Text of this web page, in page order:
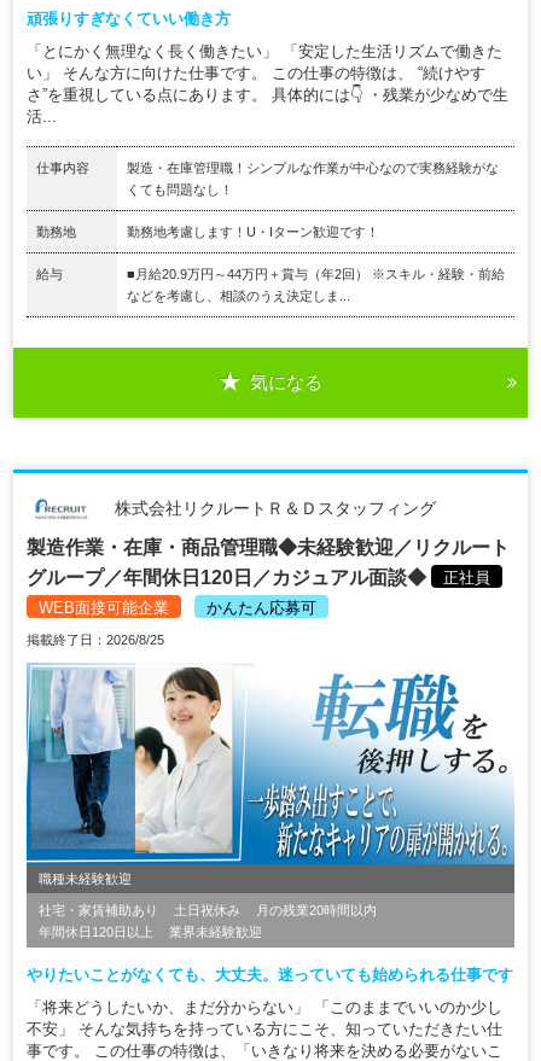
頑張りすぎなくていい働き方
「とにかく無理なく長く働きたい」 「安定した生活リズムで働きた
い」 そんな方に向けた仕事です。 この仕事の特徴は、 “続けやす
さ”を重視している点にあります。 具体的には👇 ・残業が少なめで生
活...
仕事内容
製造・在庫管理職！シンプルな作業が中心なので実務経験がな
くても問題なし！
勤務地 勤務地考慮します！U・Iターン歓迎です！
給与
■月給20.9万円～44万円＋賞与（年2回） ※スキル・経験・前給
などを考慮し、相談のうえ決定しま...
気になる
株式会社リクルートＲ＆Ｄスタッフィング
製造作業・在庫・商品管理職◆未経験歓迎／リクルート
グループ／年間休日120日／カジュアル面談◆
正社員
WEB面接可能企業
かんたん応募可
掲載終了日：2026/8/25
職種未経験歓迎
社宅・家賃補助あり 土日祝休み
月の残業20時間以内
年間休日120日以上
業界未経験歓迎
やりたいことがなくても、大丈夫。迷っていても始められる仕事です
「将来どうしたいか、まだ分からない」 「このままでいいのか少し
不安」 そんな気持ちを持っている方にこそ、知っていただきたい仕
事です。 この仕事の特徴は、「いきなり将来を決める必要がないこ